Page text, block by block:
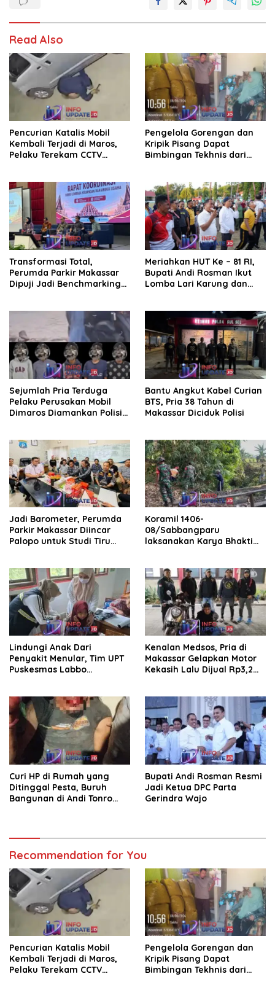
Read Also
Pencurian Katalis Mobil
Kembali Terjadi di Maros,
Pelaku Terekam CCTV
Pengelola Gorengan dan
Kripik Pisang Dapat
Bimbingan Tekhnis dari
Transformasi Total,
Perumda Parkir Makassar
Dipuji Jadi Benchmarking
Meriahkan HUT Ke – 81 RI,
Bupati Andi Rosman Ikut
Lomba Lari Karung dan
Sejumlah Pria Terduga
Pelaku Perusakan Mobil
Dimaros Diamankan Polisi.
Bantu Angkut Kabel Curian
BTS, Pria 38 Tahun di
Makassar Diciduk Polisi
Jadi Barometer, Perumda
Parkir Makassar Diincar
Palopo untuk Studi Tiru
Koramil 1406-
08/Sabbangparu
laksanakan Karya Bhakti
Lindungi Anak Dari
Penyakit Menular, Tim UPT
Puskesmas Labbo
Kenalan Medsos, Pria di
Makassar Gelapkan Motor
Kekasih Lalu Dijual Rp3,2
Curi HP di Rumah yang
Ditinggal Pesta, Buruh
Bangunan di Andi Tonro
Bupati Andi Rosman Resmi
Jadi Ketua DPC Parta
Gerindra Wajo
Recommendation for You
Pencurian Katalis Mobil
Kembali Terjadi di Maros,
Pelaku Terekam CCTV
Pengelola Gorengan dan
Kripik Pisang Dapat
Bimbingan Tekhnis dari